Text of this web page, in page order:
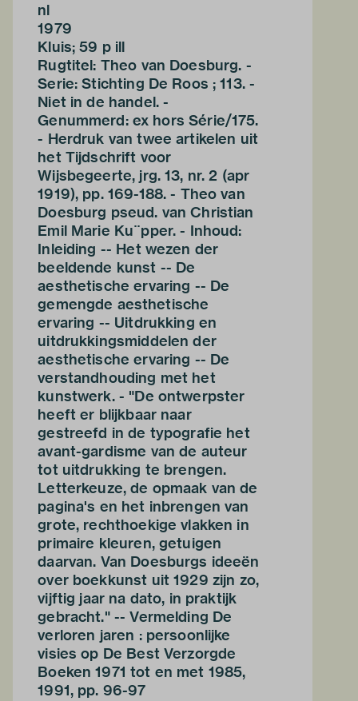
nl
1979
Kluis; 59 p ill
Rugtitel: Theo van Doesburg. -
Serie: Stichting De Roos ; 113. -
Niet in de handel. -
Genummerd: ex hors Série/175.
- Herdruk van twee artikelen uit
het Tijdschrift voor
Wijsbegeerte, jrg. 13, nr. 2 (apr
1919), pp. 169-188. - Theo van
Doesburg pseud. van Christian
Emil Marie Ku¨pper. - Inhoud:
Inleiding -- Het wezen der
beeldende kunst -- De
aesthetische ervaring -- De
gemengde aesthetische
ervaring -- Uitdrukking en
uitdrukkingsmiddelen der
aesthetische ervaring -- De
verstandhouding met het
kunstwerk. - "De ontwerpster
heeft er blijkbaar naar
gestreefd in de typografie het
avant-gardisme van de auteur
tot uitdrukking te brengen.
Letterkeuze, de opmaak van de
pagina's en het inbrengen van
grote, rechthoekige vlakken in
primaire kleuren, getuigen
daarvan. Van Doesburgs ideeën
over boekkunst uit 1929 zijn zo,
vijftig jaar na dato, in praktijk
gebracht." -- Vermelding De
verloren jaren : persoonlijke
visies op De Best Verzorgde
Boeken 1971 tot en met 1985,
1991, pp. 96-97